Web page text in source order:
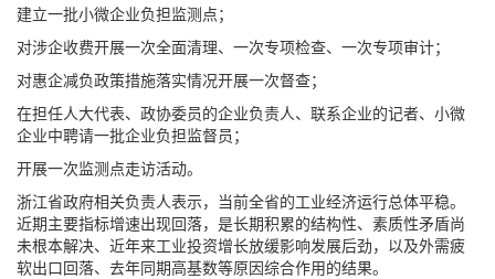
建立一批小微企业负担监测点；
对涉企收费开展一次全面清理、一次专项检查、一次专项审计；
对惠企减负政策措施落实情况开展一次督查；
在担任人大代表、政协委员的企业负责人、联系企业的记者、小微
企业中聘请一批企业负担监督员；
开展一次监测点走访活动。
浙江省政府相关负责人表示，当前全省的工业经济运行总体平稳。
近期主要指标增速出现回落，是长期积累的结构性、素质性矛盾尚
未根本解决、近年来工业投资增长放缓影响发展后劲，以及外需疲
软出口回落、去年同期高基数等原因综合作用的结果。